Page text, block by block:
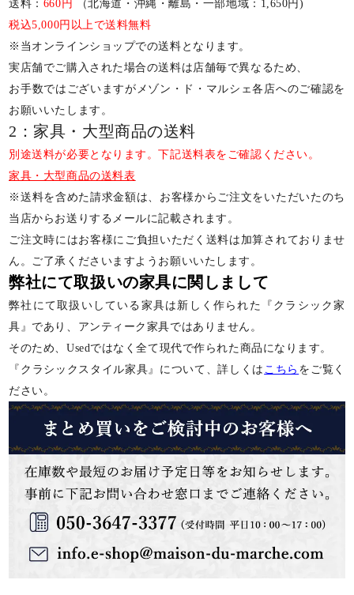
送料： 660円
（北海道・沖縄・離島・一部地域：1,650円)
税込5,000円以上で送料無料
※当オンラインショップでの送料となります。
実店舗でご購入された場合の送料は店舗毎で異なるため、
お手数ではございますがメゾン・ド・マルシェ各店へのご確認を
お願いいたします。
2：家具・大型商品の送料
別途送料が必要となります。下記送料表をご確認ください。
家具・大型商品の送料表
※送料を含めた請求金額は、お客様からご注文をいただいたのち
当店からお送りするメールに記載されます。
ご注文時にはお客様にご負担いただく送料は加算されておりませ
ん。ご了承くださいますようお願いいたします。
弊社にて取扱いの家具に関しまして
弊社にて取扱いしている家具は新しく作られた『クラシック家
具』であり、アンティーク家具ではありません。
そのため、Usedではなく全て現代で作られた商品になります。
『クラシックスタイル家具』について、詳しくは こちら をご覧く
ださい。